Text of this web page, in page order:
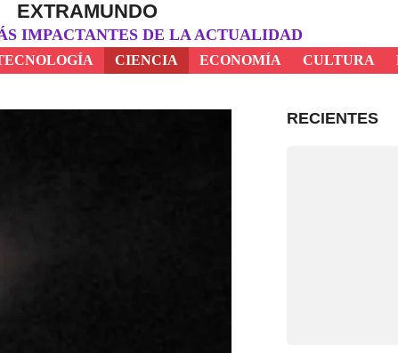
EXTRAMUNDO
IMPACTANTES DE LA ACTUALIDAD
CIENCIA ECONOMÍA CULTURA
RECIENTES